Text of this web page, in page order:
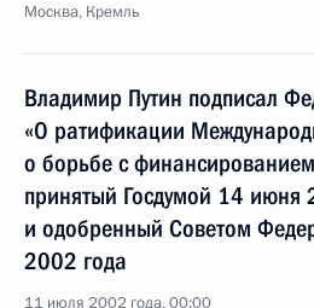
Москва, Кремль
Владимир Путин подписал
«О ратификации
о борьбе с
принятый Госдумой 14 июня
и одобренный Советом
2002 года
11 июля 2002 года, 00:00